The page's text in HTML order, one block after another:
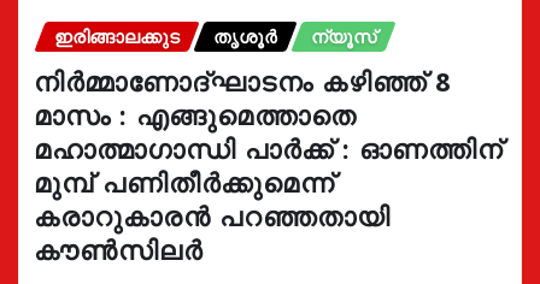
ഇരിങ്ങാലക്കുട തൃശൂർ ന്യൂസ്
നിർമ്മാണോദ്ഘാടനം കഴിഞ്ഞ് 8
മാസം : എങ്ങുമെത്താതെ
മഹാത്മാഗാന്ധി പാർക്ക് : ഓണത്തിന്
മുമ്പ് പണിതീർക്കുമെന്ന്
കരാറുകാരൻ പറഞ്ഞതായി
കൗൺസിലർ